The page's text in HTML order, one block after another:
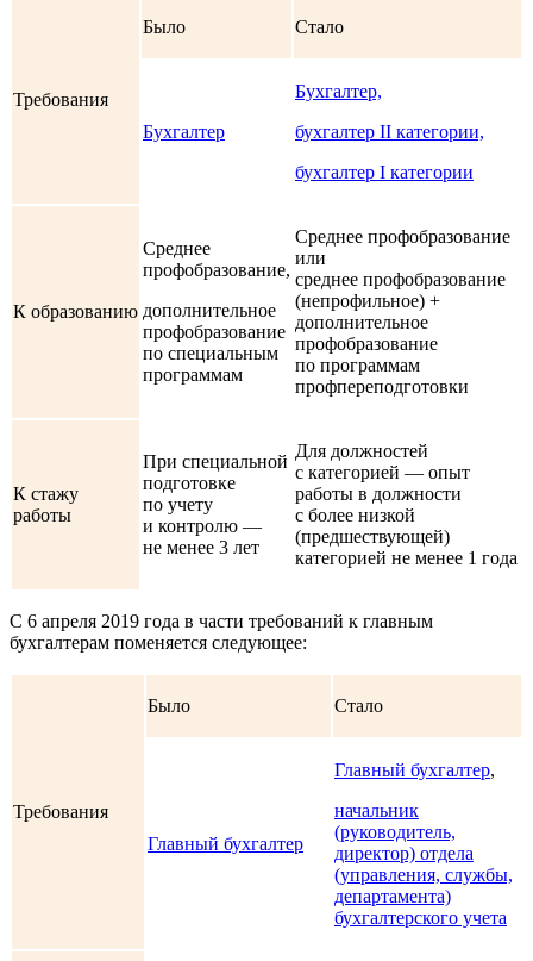
Требования
Было Стало
Бухгалтер
Бухгалтер,
бухгалтер II категории,
бухгалтер I категории
К образованию
Среднее
профобразование,
дополнительное
профобразование
по специальным
программам
Среднее профобразование
или
среднее профобразование
(непрофильное) +
дополнительное
профобразование
по программам
профпереподготовки
К стажу
работы
При специальной
подготовке
по учету
и контролю —
не менее 3 лет
Для должностей
с категорией — опыт
работы в должности
с более низкой
(предшествующей)
категорией не менее 1 года
С 6 апреля 2019 года в части требований к главным
бухгалтерам поменяется следующее:
Требования
Было Стало
Главный бухгалтер
Главный бухгалтер,
начальник
(руководитель,
директор) отдела
(управления, службы,
департамента)
бухгалтерского учета